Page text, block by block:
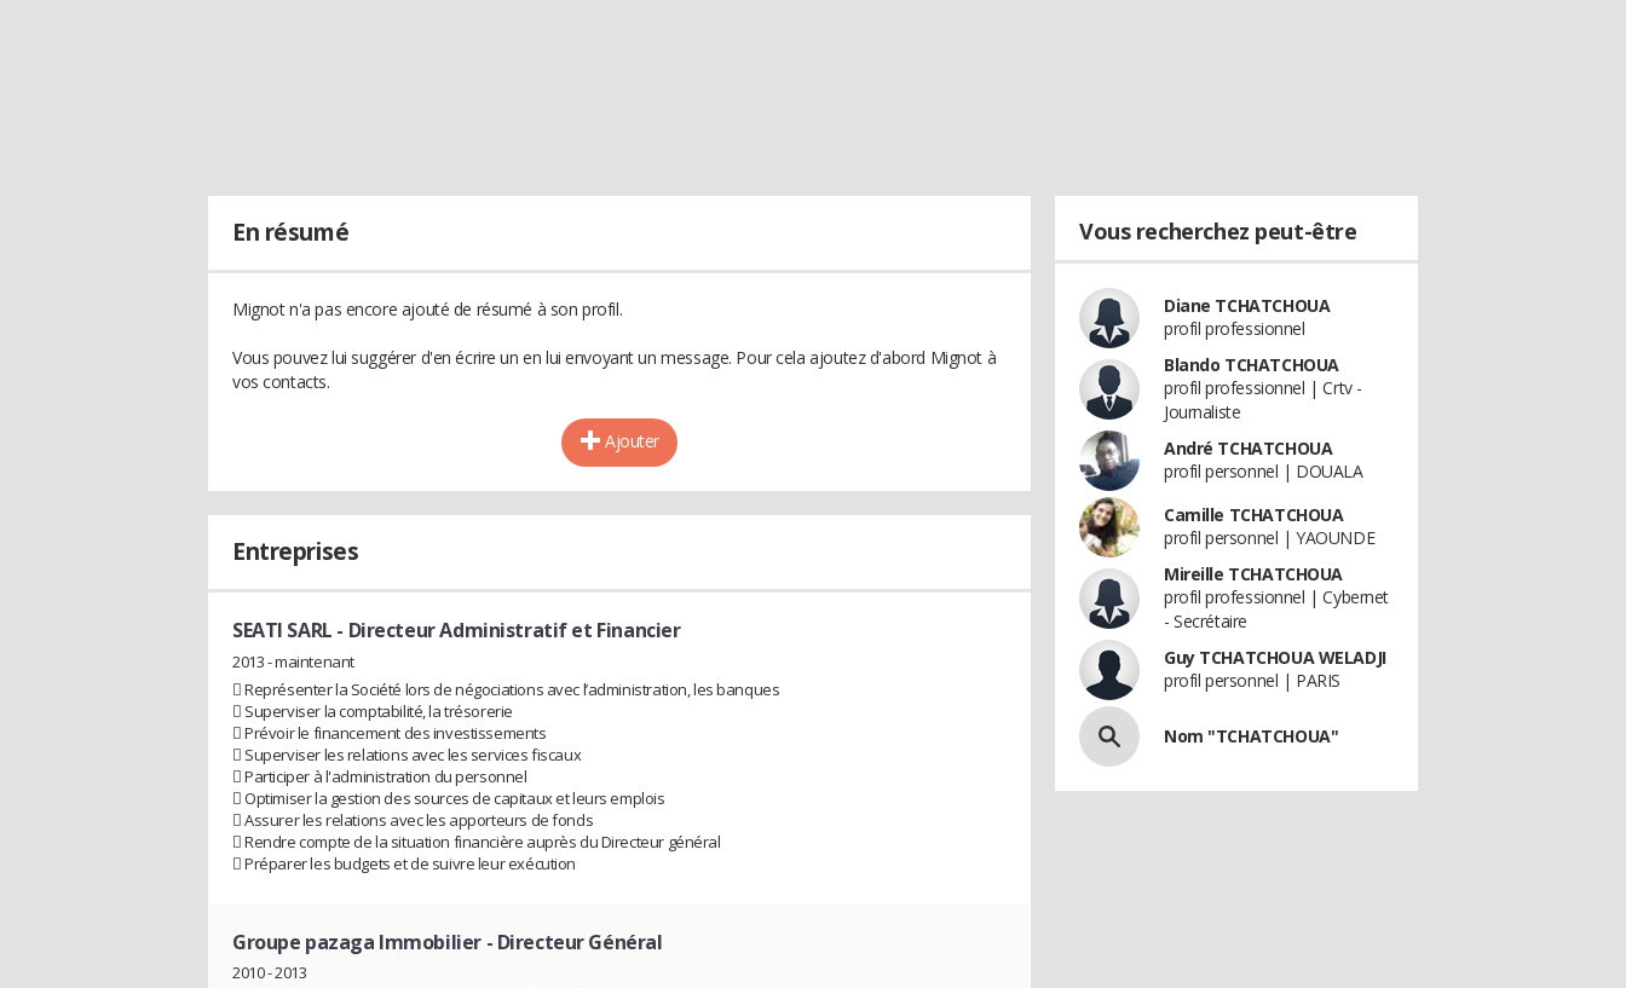
En résumé
Mignot n'a pas encore ajouté de résumé à son profil.
Vous pouvez lui suggérer d'en écrire un en lui envoyant un message. Pour cela ajoutez d'abord Mignot à
vos contacts.
Ajouter
Entreprises
SEATI SARL - Directeur Administratif et Financier
2013 - maintenant
 Représenter la Société lors de négociations avec l’administration, les banques
 Superviser la comptabilité, la trésorerie
 Prévoir le financement des investissements
 Superviser les relations avec les services fiscaux
 Participer à l'administration du personnel
 Optimiser la gestion des sources de capitaux et leurs emplois
 Assurer les relations avec les apporteurs de fonds
 Rendre compte de la situation financière auprès du Directeur général
 Préparer les budgets et de suivre leur exécution
Groupe pazaga Immobilier- Directeur Général
2010 - 2013
Vous recherchez peut-être
Diane TCHATCHOUA
profil professionnel
Blando TCHATCHOUA
profil professionnel | Crtv -
Journaliste
André TCHATCHOUA
profil personnel | DOUALA
Camille TCHATCHOUA
profil personnel | YAOUNDE
Mireille TCHATCHOUA
profil professionnel | Cybernet
- Secrétaire
Guy TCHATCHOUA WELADJI
profil personnel | PARIS
Nom "TCHATCHOUA"